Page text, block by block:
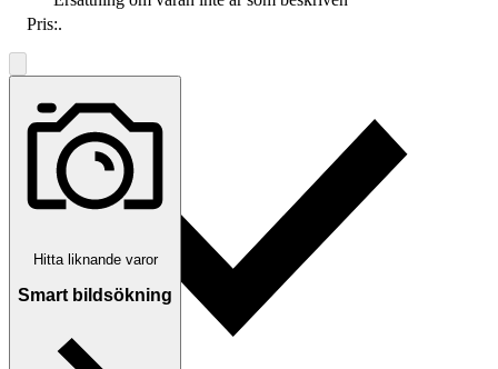
Pris:.
Hitta liknande varor
Smart bildsökning